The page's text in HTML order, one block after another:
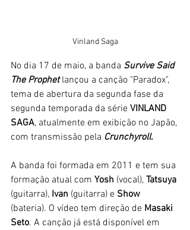
Vinland Saga
No dia 17 de maio, a banda Survive Said
The Prophet lançou a canção "Paradox",
tema de abertura da segunda fase da
segunda temporada da série VINLAND
SAGA, atualmente em exibição no Japão,
com transmissão pela Crunchyroll.
A banda foi formada em 2011 e tem sua
formação atual com Yosh (vocal), Tatsuya
(guitarra), Ivan (guitarra) e Show
(bateria). O vídeo tem direção de Masaki
Seto. A canção já está disponível em